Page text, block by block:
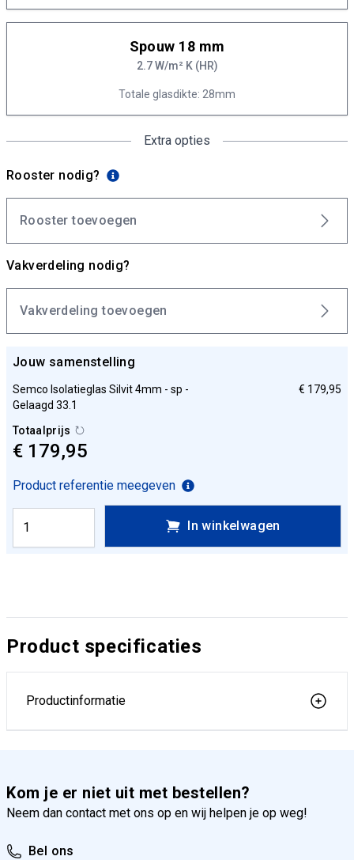
Spouw 18 mm
2.7 W/m² K (HR)
Totale glasdikte: 28mm
Extra opties
Rooster nodig?
Rooster toevoegen
Vakverdeling nodig?
Vakverdeling toevoegen
Jouw samenstelling
Semco Isolatieglas Silvit 4mm - sp -
Gelaagd 33.1
€ 179,95
Totaalprijs
€ 179,95
Product referentie meegeven
In winkelwagen
Product specificaties
Productinformatie
Kom je er niet uit met bestellen?
Neem dan contact met ons op en wij helpen je op weg!
Bel ons